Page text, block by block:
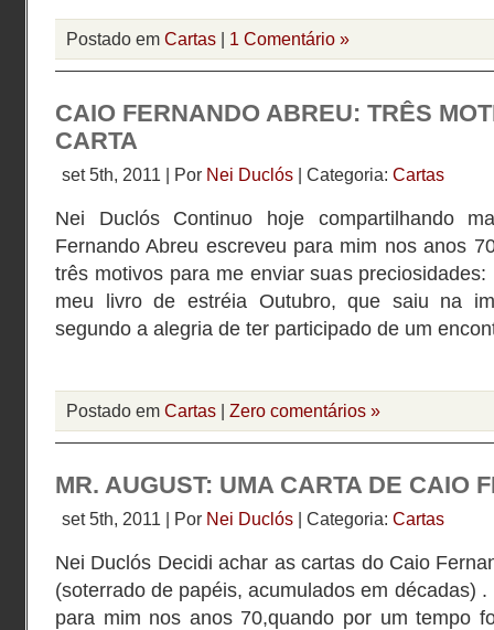
Postado em Cartas | 1 Comentário »
CAIO FERNANDO ABREU: TRÊS
CARTA
set 5th, 2011 | Por Nei Duclós | Categoria: Cartas
Nei Duclós Continuo hoje compartilhando
Fernando Abreu escreveu para mim nos anos
três motivos para me enviar suas
meu livro de estréia Outubro, que saiu na
segundo a alegria de ter participado de um
Postado em Cartas | Zero comentários »
MR. AUGUST: UMA CARTA DE CAIO
set 5th, 2011 | Por Nei Duclós | Categoria: Cartas
Nei Duclós Decidi achar as cartas do Caio
(soterrado de papéis, acumulados em décadas)
para mim nos anos 70,quando por um tempo